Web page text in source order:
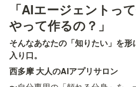
「AIエージェントっ
やって作るの？」
そんなあなたの「知りたい」を
入り口。
西多摩 大人のAIアプリサロン